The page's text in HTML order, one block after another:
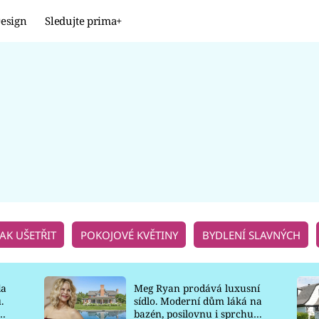
Sledujte prima+
UŠETŘIT POKOJOVÉ KVĚTINY BYDLENÍ SLAVNÝCH
Meg Ryan prodává luxusní
sídlo. Moderní dům láká na
bazén, posilovnu i sprchu